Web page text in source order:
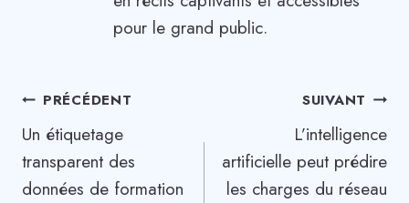
pour le grand public.
Navigation
de
l’article
PRÉCÉDENT
Un étiquetage
transparent des
données de formation
SUIVANT
L’intelligence
artificielle peut prédire
les charges du réseau